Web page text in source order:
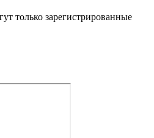
только зарегистрированные